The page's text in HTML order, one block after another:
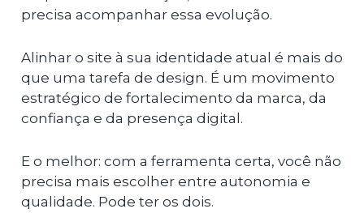
precisa acompanhar essa evolução.
Alinhar o site à sua identidade atual é mais do
que uma tarefa de design. É um movimento
estratégico de fortalecimento da marca, da
confiança e da presença digital.
E o melhor: com a ferramenta certa, você não
precisa mais escolher entre autonomia e
qualidade. Pode ter os dois.